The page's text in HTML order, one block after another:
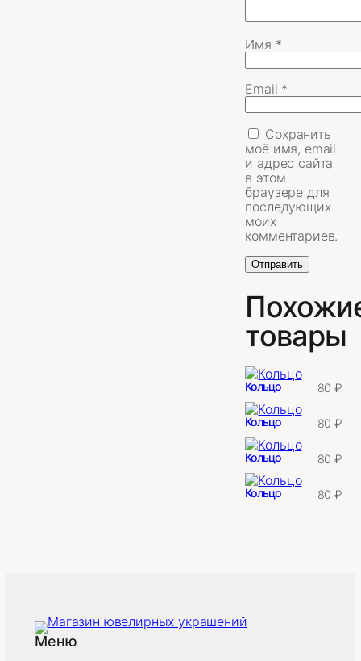
Имя *
Email *
Сохранить
моё имя, email
и адрес сайта
в этом
браузере для
последующих
моих
комментариев.
товары
Кольцо 80₽
Кольцо 80₽
Кольцо 80₽
Кольцо 80₽
Меню